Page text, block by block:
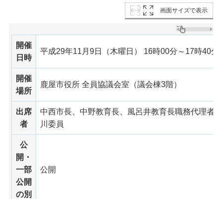
画面サイズで表示
開催
日時
平成29年11月9日（木曜日） 16時00分～17時40分
開催
場所
鹿屋市役所 全員協議会室（議会棟3階）
出席
者
中西市長、中野教育長、風呂井教育長職務代理者
川委員
公
開・
一部
公開
の別
公開